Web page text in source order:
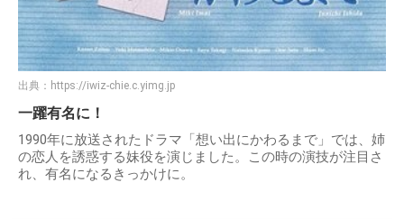
出典： https://iwiz-chie.c.yimg.jp
一躍有名に！
1990年に放送されたドラマ「想い出にかわるまで」では、姉
の恋人を誘惑する妹役を演じました。この時の演技が注目さ
れ、有名になるきっかけに。